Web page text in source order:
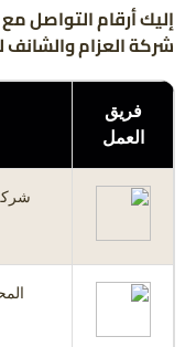
إليك أرقام التواصل
شركة العزام والشانف
فريق
العمل